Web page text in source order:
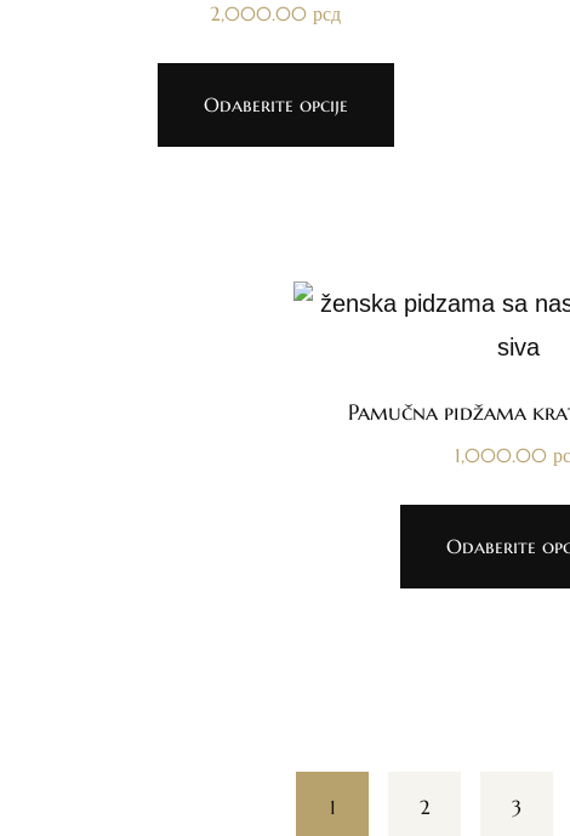
2,000.00 рсд
Odaberite opcije
Pamučna pidžama
1,000.00
Odaberite
1 2 3